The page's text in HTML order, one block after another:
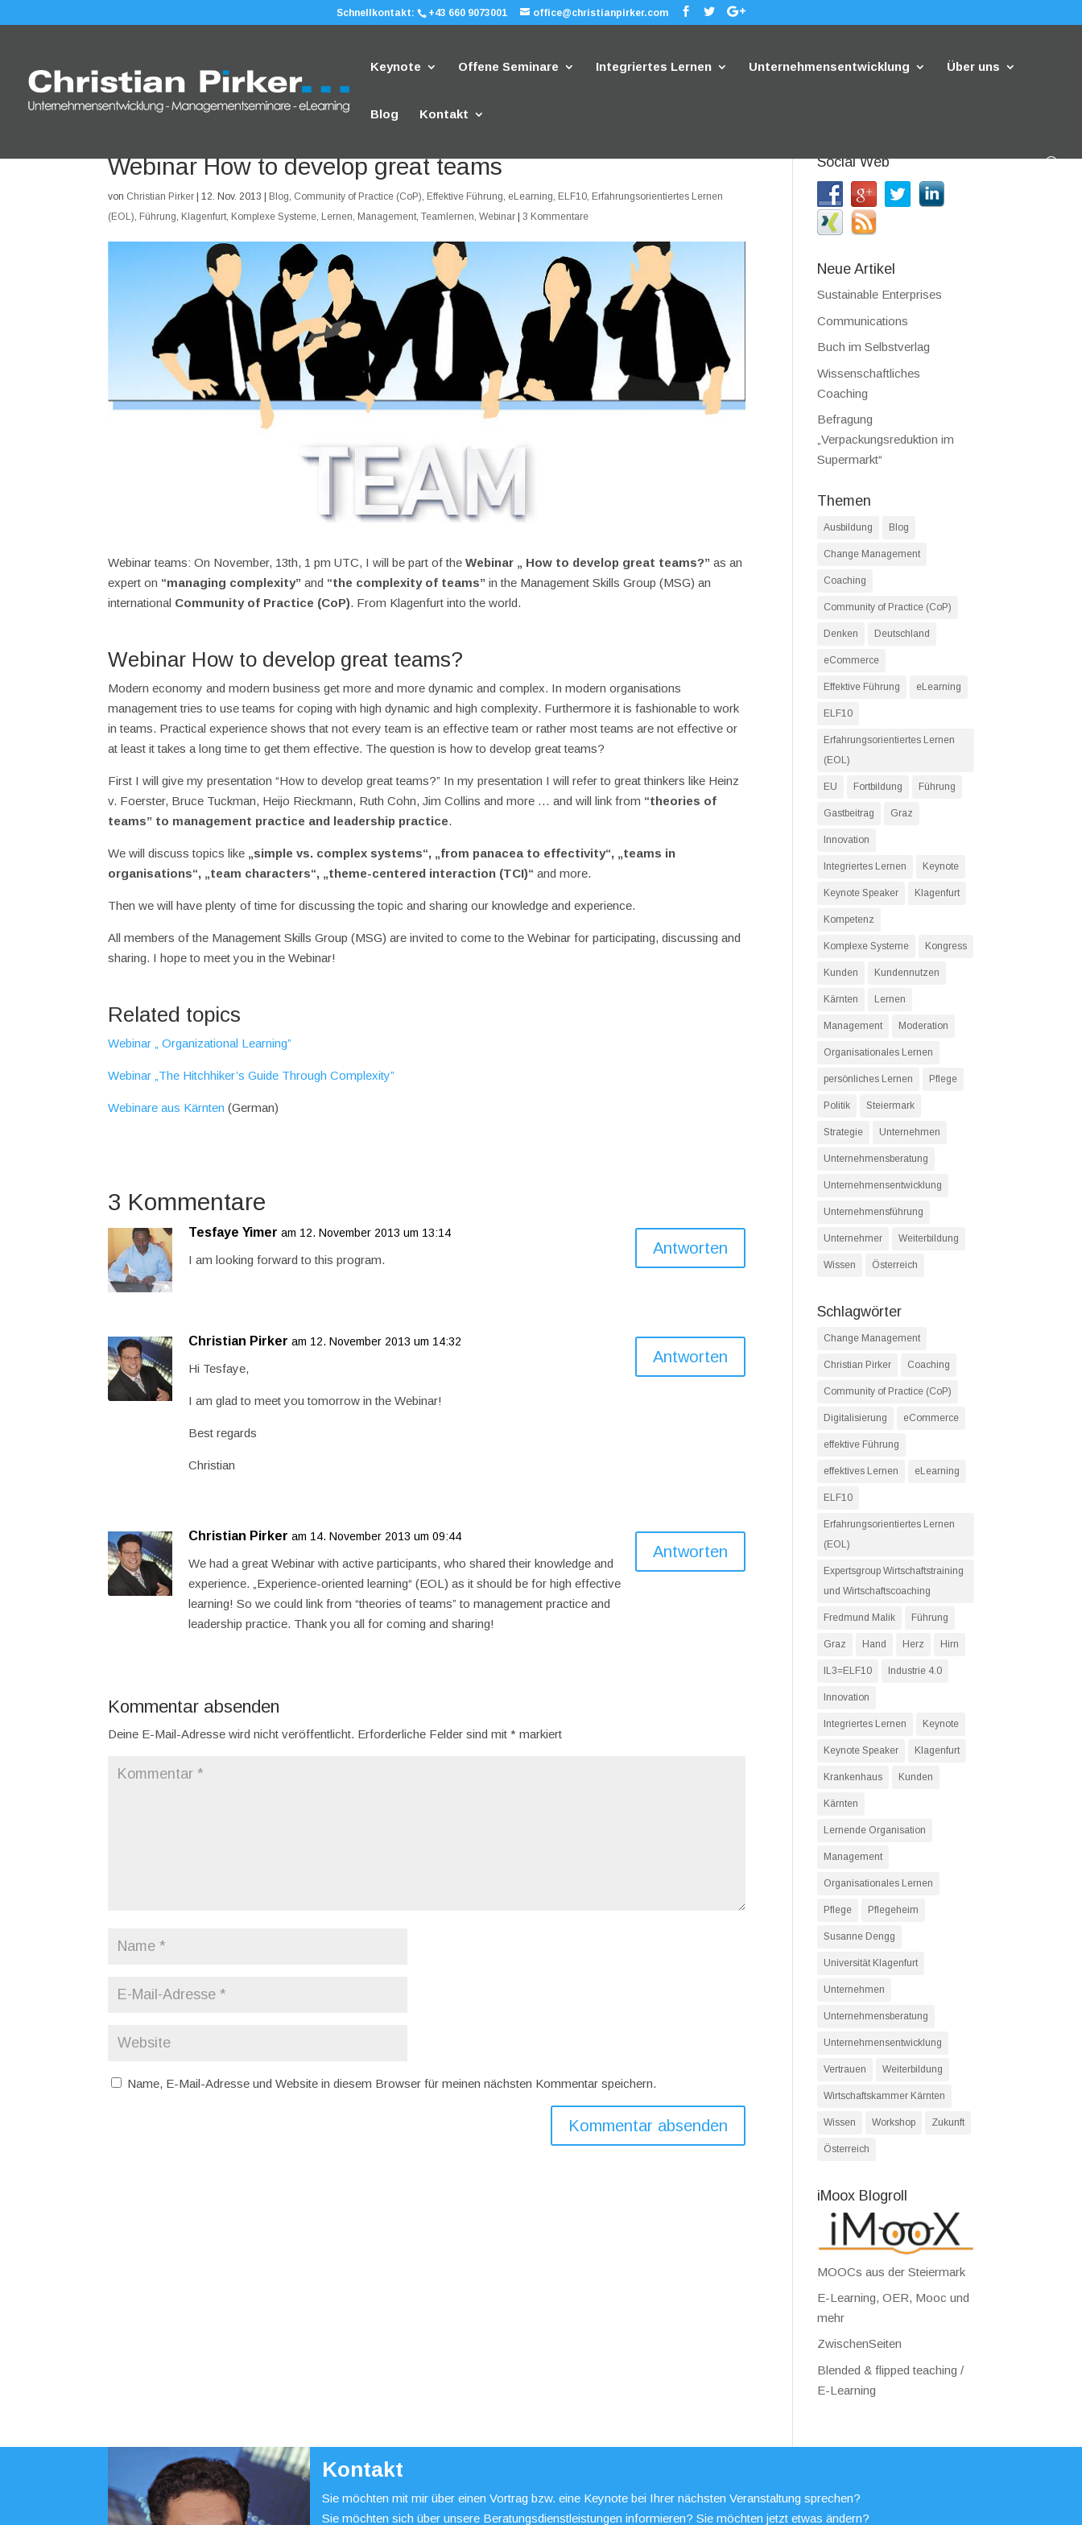
Schnellkontakt: +43 660 9073001 office@christianpirker.com
Keynote Offene Seminare Integriertes Lernen Unternehmensentwicklung Über uns
Blog Kontakt
Webinar How to develop great teams
von Christian Pirker |12. Nov. 2013 Blog, Community of Practice (CoP), Effektive Führung, eLearning, ELF10, Erfahrungsorientiertes Lernen
(EOL), Führung, Klagenfurt, Komplexe Systeme, Lernen, Management,Teamlernen,Webinar |3 Kommentare
Webinar teams: On November, 13th, 1 pm UTC, I will be part of theWebinar „ How to develop great teams?” as an
expert on “managing complexity” and “the complexity of teams” in the Management Skills Group (MSG) an
international Community of Practice (CoP). From Klagenfurt into the world.
Webinar How to develop great teams?
Modern economy and modern business get more and more dynamic and complex. In modern organisations
management tries to use teams for coping with high dynamic and high complexity. Furthermore it is fashionable to work
in teams. Practical experience shows that not every team is an effective team or rather most teams are not effective or
at least it takes a long time to get them effective. The question is how to develop great teams?
First I will give my presentation “How to develop great teams?” In my presentation I will refer to great thinkers like Heinz
v. Foerster, Bruce Tuckman, Heijo Rieckmann, Ruth Cohn, Jim Collins and more … and will link from “theories of
teams” to management practice and leadership practice.
We will discuss topics like „simple vs. complex systems“, „from panacea to effectivity“, „teams in
organisations“, „team characters“, „theme-centered interaction (TCI)“ and more.
Then we will have plenty of time for discussing the topic and sharing our knowledge and experience.
All members of the Management Skills Group (MSG) are invited to come to the Webinar for participating, discussing and
sharing. I hope to meet you in the Webinar!
Related topics
Webinar „ Organizational Learning”
Webinar „The Hitchhiker’s Guide Through Complexity”
Webinare aus Kärnten (German)
3 Kommentare
Tesfaye Yimer am 12. November 2013 um 13:14
I am looking forward to this program.
Antworten
Christian Pirker am 12. November 2013 um 14:32
Hi Tesfaye,
I am glad to meet you tomorrow in the Webinar!
Best regards
Christian
Antworten
Christian Pirker am 14. November 2013 um 09:44
We had a great Webinar with active participants, who shared their knowledge and
experience. „Experience-oriented learning“ (EOL) as it should be for high effective
learning! So we could link from “theories of teams” to management practice and
leadership practice. Thank you all for coming and sharing!
Antworten
Kommentar absenden
Deine E-Mail-Adresse wird nicht veröffentlicht. Erforderliche Felder sind mit* markiert
Name, E-Mail-Adresse und Website in diesem Browser für meinen nächsten Kommentar speichern.
Social Web
Neue Artikel
Sustainable Enterprises
Communications
Buch im Selbstverlag
Wissenschaftliches
Coaching
Befragung
„Verpackungsreduktion im
Supermarkt“
Themen
Ausbildung Blog
Change Management
Coaching
Community of Practice (CoP)
Denken Deutschland
eCommerce
Effektive Führung eLearning
ELF10
Erfahrungsorientiertes Lernen
(EOL)
EU Fortbildung Führung
Gastbeitrag Graz
Innovation
Integriertes Lernen Keynote
Keynote Speaker Klagenfurt
Kompetenz
Komplexe Systeme Kongress
Kunden Kundennutzen
Kärnten Lernen
Management Moderation
Organisationales Lernen
persönliches Lernen Pflege
Politik Steiermark
Strategie Unternehmen
Unternehmensberatung
Unternehmensentwicklung
Unternehmensführung
Unternehmer Weiterbildung
Wissen Österreich
Schlagwörter
Change Management
Christian Pirker Coaching
Community of Practice (CoP)
Digitalisierung eCommerce
effektive Führung
effektives Lernen eLearning
ELF10
Erfahrungsorientiertes Lernen
(EOL)
Expertsgroup Wirtschaftstraining
und Wirtschaftscoaching
Fredmund Malik Führung
Graz Hand Herz Hirn
IL3=ELF10 Industrie 4.0
Innovation
Integriertes Lernen Keynote
Keynote Speaker Klagenfurt
Krankenhaus Kunden
Kärnten
Lernende Organisation
Management
Organisationales Lernen
Pflege Pflegeheim
Susanne Dengg
Universität Klagenfurt
Unternehmen
Unternehmensberatung
Unternehmensentwicklung
Vertrauen Weiterbildung
Wirtschaftskammer Kärnten
Wissen Workshop Zukunft
Österreich
iMoox Blogroll
MOOCs aus der Steiermark
E-Learning, OER, Mooc und
mehr
ZwischenSeiten
Blended & flipped teaching /
E-Learning
Kontakt
Sie möchten mit mir über einen Vortrag bzw. eine Keynote bei Ihrer nächsten Veranstaltung sprechen?
Sie möchten sich über unsere Beratungsdienstleistungen informieren? Sie möchten jetzt etwas ändern?